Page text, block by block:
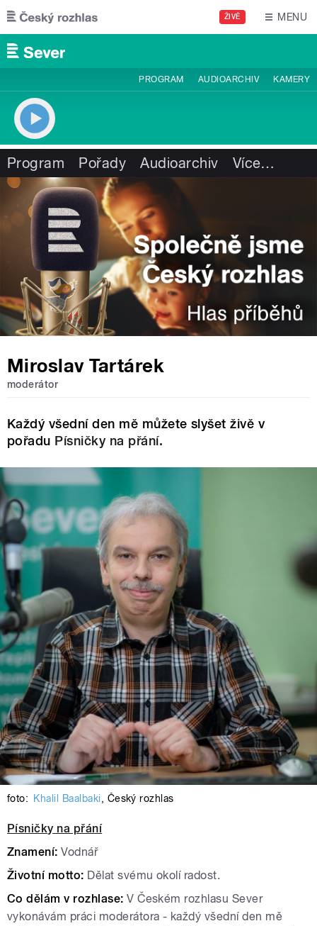
Přejít k hlavnímu obsahu
ŽIVĚ MENU
PROGRAM AUDIOARCHIV KAMERY
Program Pořady Audioarchiv Více…
Miroslav Tartárek
moderátor
Každý všední den mě můžete slyšet živě v
pořadu Písničky na přání.
foto: Khalil Baalbaki, Český rozhlas
Písničky na přání
Znamení:Vodnář
Životní motto: Dělat svému okolí radost.
Co dělám v rozhlase: V Českém rozhlasu Sever
vykonávám práci moderátora - každý všední den mě